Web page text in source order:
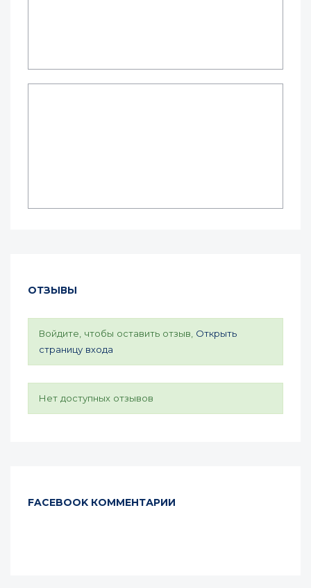
ОТЗЫВЫ
Войдите, чтобы оставить отзыв, Открыть
страницу входа
Нет доступных отзывов
FACEBOOK КОММЕНТАРИИ